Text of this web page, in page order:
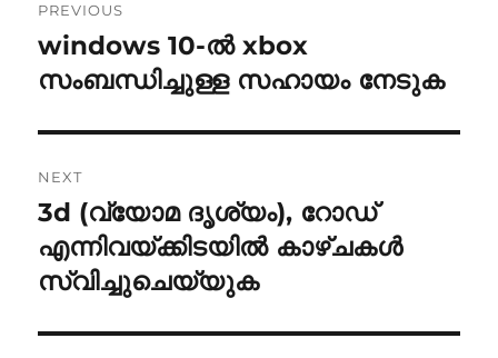
navigation
PREVIOUS
Previous
post:
windows 10-ൽ xbox
സംബന്ധിച്ചുള്ള സഹായം നേടുക
NEXT
Next
post:
3d (വ്യോമ ദൃശ്യം), റോഡ്
എന്നിവയ്ക്കിടയിൽ കാഴ്ചകൾ
സ്വിച്ചുചെയ്യുക